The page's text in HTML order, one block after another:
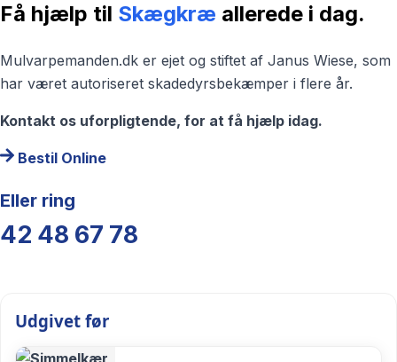
Få hjælp til Skægkræ allerede i dag.
Mulvarpemanden.dk er ejet og stiftet af Janus Wiese, som
har været autoriseret skadedyrsbekæmper i flere år.
Kontakt os uforpligtende, for at få hjælp idag.
Bestil Online
Eller ring
42 48 67 78
Udgivet før